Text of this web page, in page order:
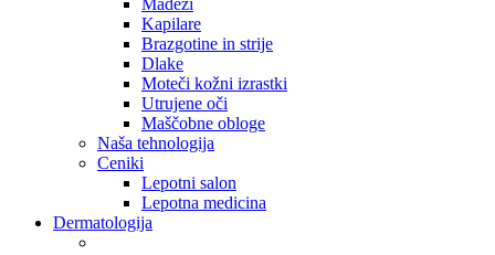
Kapilare
Brazgotine in strije
Dlake
Moteči kožni izrastki
Utrujene oči
Maščobne obloge
Naša tehnologija
Ceniki
Lepotni salon
Lepotna medicina
Dermatologija